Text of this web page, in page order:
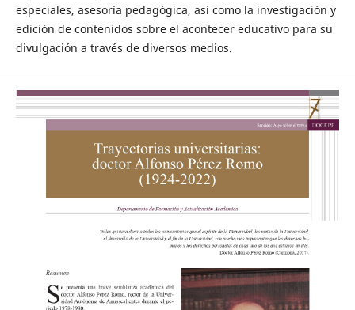
especiales, asesoría pedagógica, así como la investigación y
edición de contenidos sobre el acontecer educativo para su
divulgación a través de diversos medios.